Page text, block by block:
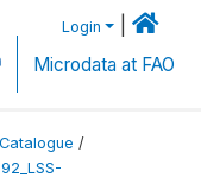
Login
Microdata at FAO
/